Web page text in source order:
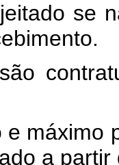
se
e máximo
a